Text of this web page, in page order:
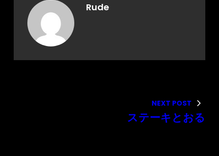
Rude
NEXT POST
ステーキとおる